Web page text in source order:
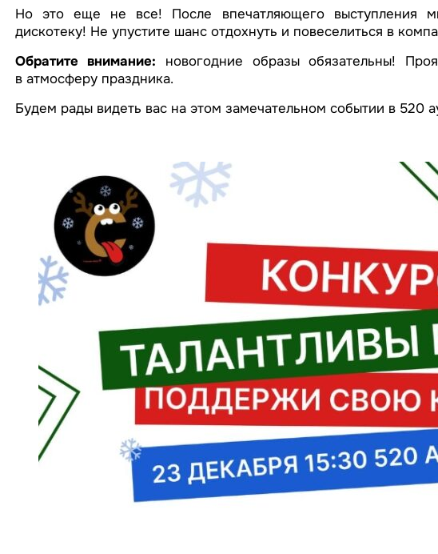
Но это еще не все! После впечатляющего выступления
дискотеку! Не упустите шанс отдохнуть и повеселиться в
Обратите внимание: новогодние образы обязательны!
в атмосферу праздника.
Будем рады видеть вас на этом замечательном событии в 520